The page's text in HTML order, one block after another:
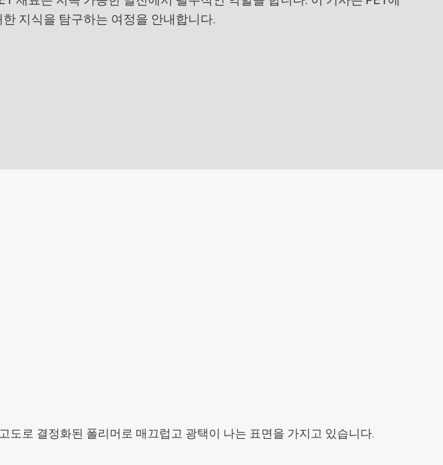
한 지식을 탐구하는 여정을 안내합니다.
도로 결정화된 폴리머로 매끄럽고 광택이 나는 표면을 가지고 있습니다.